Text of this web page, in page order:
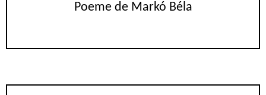
Poeme de Markó Béla